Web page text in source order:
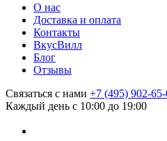
О нас
Доставка и оплата
Контакты
ВкусВилл
Блог
Отзывы
Связаться с нами +7 (495) 902-
Каждый день с 10:00 до 19:00